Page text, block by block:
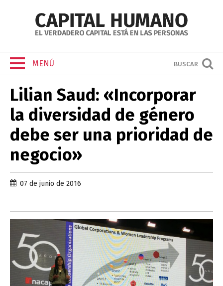
MENÚ BUSCAR
Lilian Saud: «Incorporar
la diversidad de género
debe ser una prioridad de
negocio»
07 de junio de 2016